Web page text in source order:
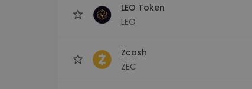
LEO Token
LEO
Zcash
ZEC